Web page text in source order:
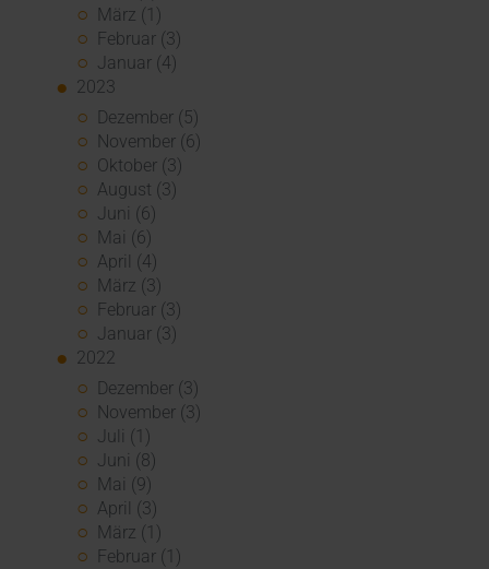
März (1)
Februar (3)
Januar (4)
2023
Dezember (5)
November (6)
Oktober (3)
August (3)
Juni (6)
Mai (6)
April (4)
März (3)
Februar (3)
Januar (3)
2022
Dezember (3)
November (3)
Juli (1)
Juni (8)
Mai (9)
April (3)
März (1)
Februar (1)